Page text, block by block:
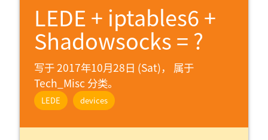
LEDE + iptables6 +
Shadowsocks = ?
写于 2017年10月28日 (Sat)， 属于
Tech_Misc 分类。
LEDE devices